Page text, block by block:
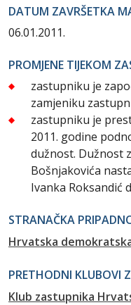
DATUM ZAVRŠETKA
06.01.2011.
PROMJENE TIJEKOM
zastupniku je
zamjeniku
zastupniku je
2011. godine
dužnost. Dužnost
Bošnjakovića
Ivanka Roksandić
STRANAČKA
Hrvatska
PRETHODNI KLUBOVI
Klub zastupnika